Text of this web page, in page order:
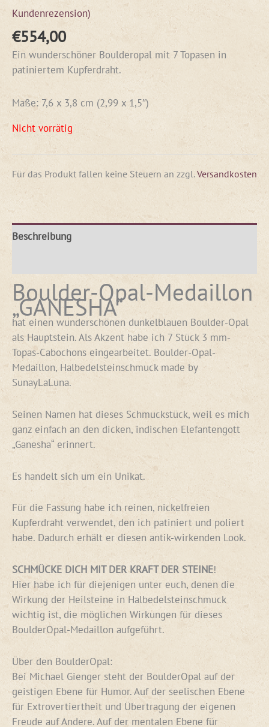
Bewertet mit
5.00von 5,
basierend
auf
1
Kundenbewertung
Kundenrezension)
€554,00
Ein wunderschöner Boulderopal mit 7 Topasen in
patiniertem Kupferdraht.
Maße: 7,6 x 3,8 cm (2,99 x 1,5″)
Nicht vorrätig
Für das Produkt fallen keine Steuern an zzgl.Versandkosten
Beschreibung
Boulder-Opal-Medaillon
„GANESHA“
hat einen wunderschönen dunkelblauen Boulder-Opal
als Hauptstein. Als Akzent habe ich 7 Stück 3 mm-
Topas-Cabochons eingearbeitet. Boulder-Opal-
Medaillon, Halbedelsteinschmuck made by
SunayLaLuna.
Seinen Namen hat dieses Schmuckstück, weil es mich
ganz einfach an den dicken, indischen Elefantengott
„Ganesha“ erinnert.
Es handelt sich um ein Unikat.
Für die Fassung habe ich reinen, nickelfreien
Kupferdraht verwendet, den ich patiniert und poliert
habe. Dadurch erhält er diesen antik-wirkenden Look.
SCHMÜCKE DICH MIT DER KRAFT DER STEINE!
Hier habe ich für diejenigen unter euch, denen die
Wirkung der Heilsteine in Halbedelsteinschmuck
wichtig ist, die möglichen Wirkungen für dieses
BoulderOpal-Medaillon aufgeführt.
Über den BoulderOpal:
Bei Michael Gienger steht der BoulderOpal auf der
geistigen Ebene für Humor. Auf der seelischen Ebene
für Extrovertiertheit und Übertragung der eigenen
Freude auf Andere. Auf der mentalen Ebene für